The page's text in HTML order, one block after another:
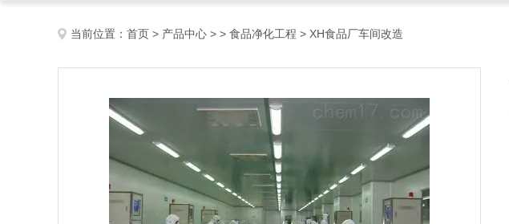
当前位置： 首页 > 产品中心 > > 食品净化工程 > XH食品厂车间改造